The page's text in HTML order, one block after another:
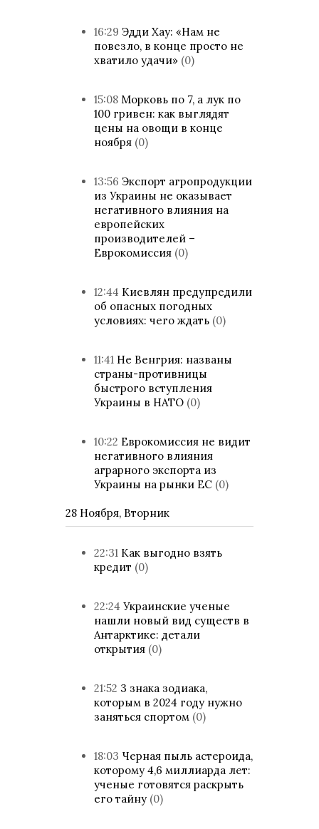
16:29 Эдди Хау: «Нам не
повезло, в конце просто не
хватило удачи» (0)
15:08 Морковь по 7, а лук по
100 гривен: как выглядят
цены на овощи в конце
ноября (0)
13:56 Экспорт агропродукции
из Украины не оказывает
негативного влияния на
европейских
производителей –
Еврокомиссия (0)
12:44 Киевлян предупредили
об опасных погодных
условиях: чего ждать (0)
11:41 Не Венгрия: названы
страны-противницы
быстрого вступления
Украины в НАТО (0)
10:22 Еврокомиссия не видит
негативного влияния
аграрного экспорта из
Украины на рынки ЕС (0)
28 Ноября, Вторник
22:31 Как выгодно взять
кредит (0)
22:24 Украинские ученые
нашли новый вид существ в
Антарктике: детали
открытия (0)
21:52 3 знака зодиака,
которым в 2024 году нужно
заняться спортом (0)
18:03 Черная пыль астероида,
которому 4,6 миллиарда лет:
ученые готовятся раскрыть
его тайну (0)